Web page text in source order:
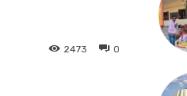
0
2473